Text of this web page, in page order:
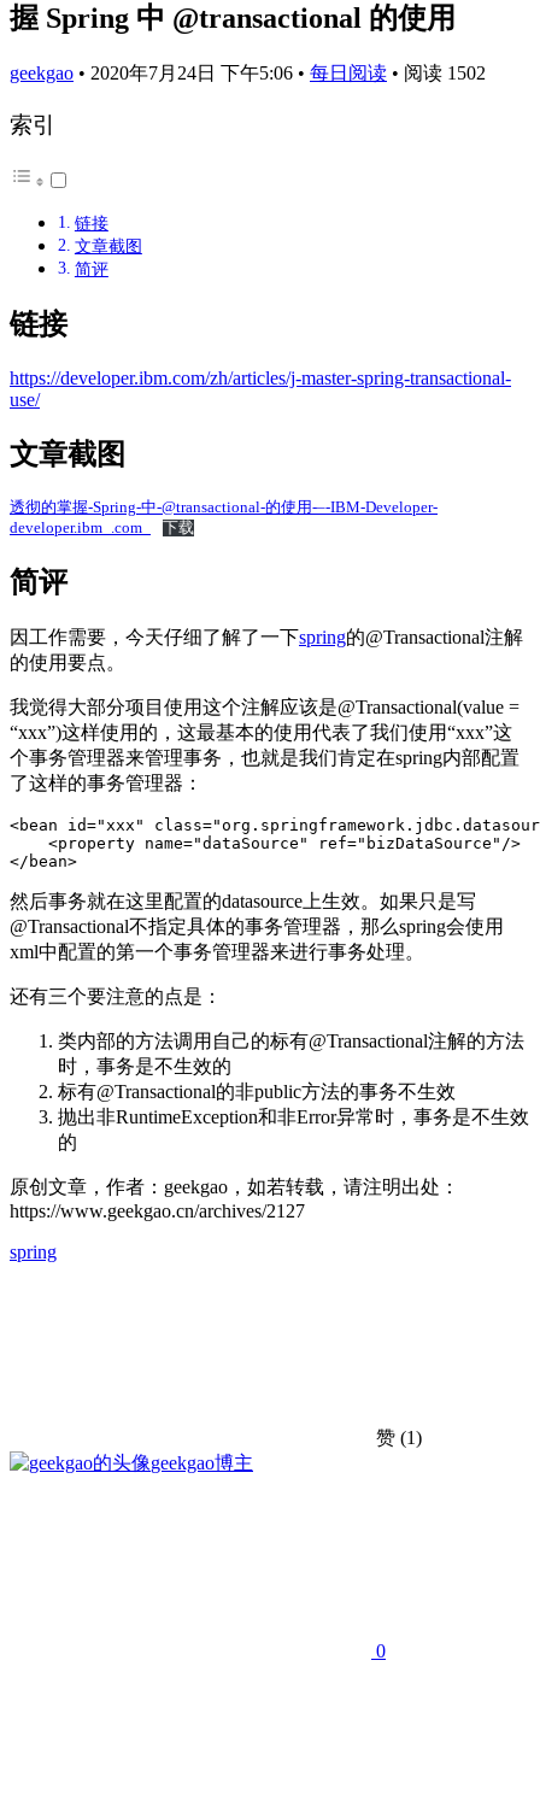
握 Spring 中 @transactional 的使用
geekgao • 2020年7月24日 下午5:06 • 每日阅读 • 阅读 1502
索引
链接
文章截图
简评
链接
https://developer.ibm.com/zh/articles/j-master-spring-transactional-
use/
文章截图
透彻的掌握-Spring-中-@transactional-的使用-–-IBM-Developer-
developer.ibm_.com_
下载
简评
因工作需要，今天仔细了解了一下spring的@Transactional注解
的使用要点。
我觉得大部分项目使用这个注解应该是@Transactional(value =
“xxx”)这样使用的，这最基本的使用代表了我们使用“xxx”这
个事务管理器来管理事务，也就是我们肯定在spring内部配置
了这样的事务管理器：
<bean id="xxx"
    <property name="dataSource" ref="bizDataSource"/>
</bean>
然后事务就在这里配置的datasource上生效。如果只是写
@Transactional不指定具体的事务管理器，那么spring会使用
xml中配置的第一个事务管理器来进行事务处理。
还有三个要注意的点是：
类内部的方法调用自己的标有@Transactional注解的方法
时，事务是不生效的
标有@Transactional的非public方法的事务不生效
抛出非RuntimeException和非Error异常时，事务是不生效
的
原创文章，作者：geekgao，如若转载，请注明出处：
https://www.geekgao.cn/archives/2127
spring
赞 (1)
geekgao博主
0